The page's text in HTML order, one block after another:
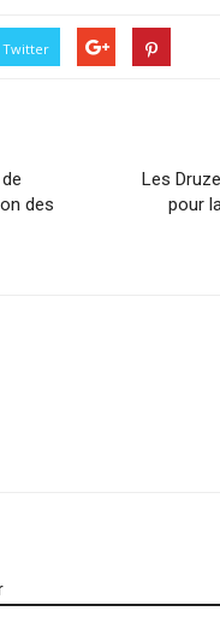
Twitter
des
Les
pour